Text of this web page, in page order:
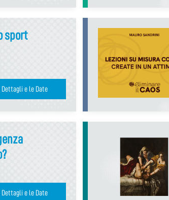
sport
e le Date
e le Date